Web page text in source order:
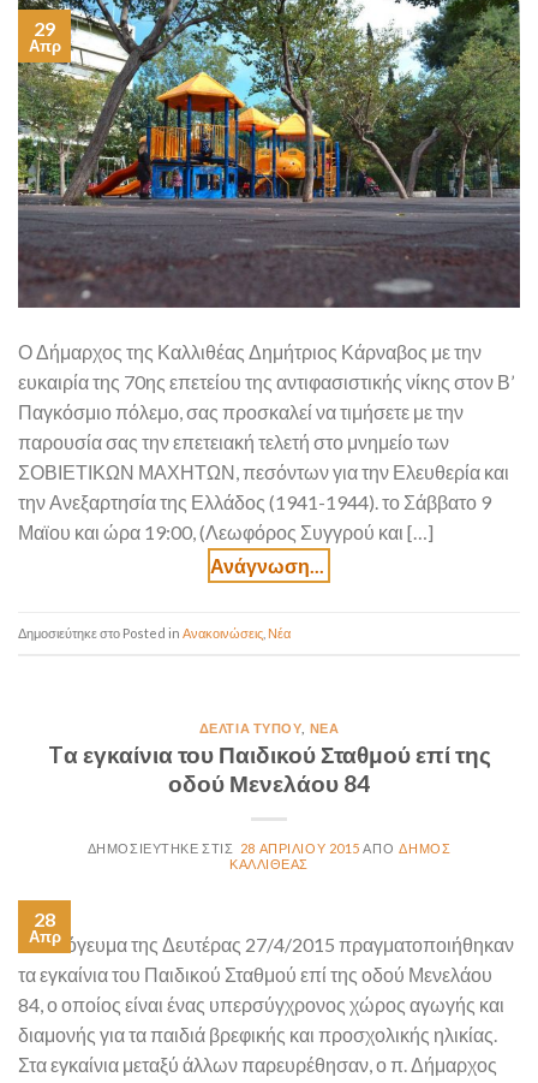
29
Απρ
Ο Δήμαρχος της Καλλιθέας Δημήτριος Κάρναβος με την
ευκαιρία της 70ης επετείου της αντιφασιστικής νίκης στον Β’
Παγκόσμιο πόλεμο, σας προσκαλεί να τιμήσετε με την
παρουσία σας την επετειακή τελετή στο μνημείο των
ΣΟΒΙΕΤΙΚΩΝ ΜΑΧΗΤΩΝ, πεσόντων για την Ελευθερία και
την Ανεξαρτησία της Ελλάδος (1941-1944). το Σάββατο 9
Μαϊου και ώρα 19:00, (Λεωφόρος Συγγρού και […]
Posted in Ανακοινώσεις Νέα
ΔΕΛΤΊΑ ΤΎΠΟΥ ΝΈΑ
Tα εγκαίνια του Παιδικού Σταθμού επί της
οδού Μενελάου 84
28 ΑΠΡΙΛΊΟΥ 2015
ΔΉΜΟΣ
ΚΑΛΛΙΘΈΑΣ
28
Απρ
Το απόγευμα της Δευτέρας 27/4/2015 πραγματοποιήθηκαν
τα εγκαίνια του Παιδικού Σταθμού επί της οδού Μενελάου
84, ο οποίος είναι ένας υπερσύγχρονος χώρος αγωγής και
διαμονής για τα παιδιά βρεφικής και προσχολικής ηλικίας.
Στα εγκαίνια μεταξύ άλλων παρευρέθησαν, ο π. Δήμαρχος